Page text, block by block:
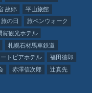
故郷
平山旅館
旅の日
旅ペンウォーク
賀観光ホテル
札幌石材馬車鉄道
トピアホテル
福田徳郎
赤澤信次郎
辻真先